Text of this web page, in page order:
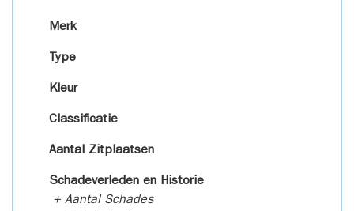
Merk
Type
Kleur
Classificatie
Aantal Zitplaatsen
Schadeverleden en Historie
+ Aantal Schades